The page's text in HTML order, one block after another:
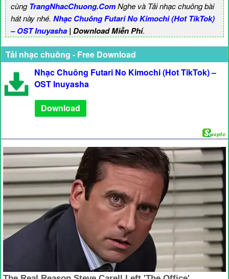
cùngTrangNhacChuong.ComNghe và Tải nhạc chuông bài
hát này nhé. Nhạc Chuông Futari No Kimochi (Hot TikTok)
– OST Inuyasha | Download Miễn Phí.
Tải nhạc chuông - Free Download
Nhạc Chuông Futari No Kimochi (Hot TikTok) –
OST Inuyasha
Download